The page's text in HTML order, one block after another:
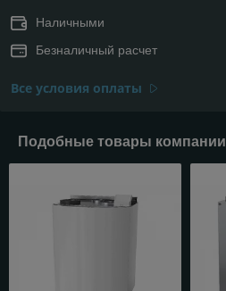
Наличными
Безналичный расчет
Все условия оплаты
Подобные товары компании